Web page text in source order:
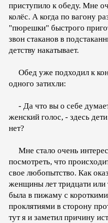
приступило к обеду. Мне
колёс. А когда по вагону
"пюрешки" быстрого
звон стаканов в
детству накатывает.
Обед уже подходил к
одного затихли:
- Да что вы о себе
женский голос, - здесь
нет?
Мне стало очень
посмотреть, что
свое любопытство. Как
женщины лет тридцати или
была в пижаму с
проклятиями в сторону
тут я и заметил причину